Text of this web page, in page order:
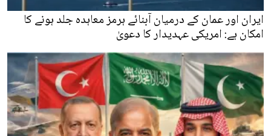
ایران اور عمان کے درمیان آبنائے ہرمز معاہدہ جلد ہونے کا
امکان ہے: امریکی عہدیدار کا دعویٰ